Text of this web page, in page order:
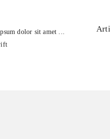
dolor sit amet ...